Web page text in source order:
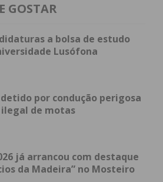
GOSTAR
a bolsa de estudo
Lusófona
detido por condução perigosa
de motas
já arrancou com destaque
da Madeira” no Mosteiro